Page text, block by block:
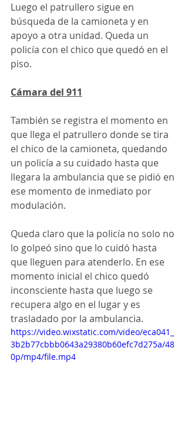
Luego el patrullero sigue en
búsqueda de la camioneta y en
apoyo a otra unidad. Queda un
policía con el chico que quedó en el
piso.
Cámara del 911
También se registra el momento en
que llega el patrullero donde se tira
el chico de la camioneta, quedando
un policía a su cuidado hasta que
llegara la ambulancia que se pidió en
ese momento de inmediato por
modulación.
Queda claro que la policía no solo no
lo golpeó sino que lo cuidó hasta
que lleguen para atenderlo. En ese
momento inicial el chico quedó
inconsciente hasta que luego se
recupera algo en el lugar y es
trasladado por la ambulancia.
https://video.wixstatic.com/video/eca041_
3b2b77cbbb0643a29380b60efc7d275a/48
0p/mp4/file.mp4